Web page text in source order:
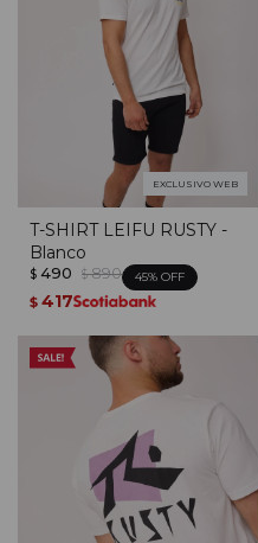
EXCLUSIVO WEB
T-SHIRT LEIFU RUSTY -
Blanco
$ 490 $ 890 45
$ 417